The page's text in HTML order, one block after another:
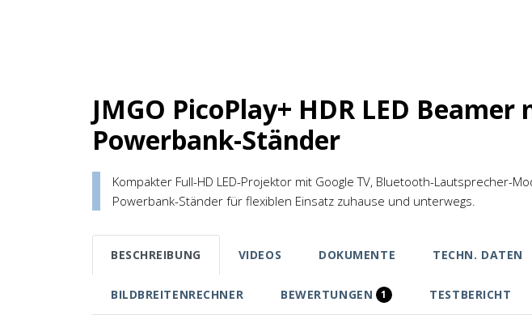
JMGO PicoPlay+ HDR LED Beamer
Powerbank-Ständer
Kompakter Full-HD LED-Projektor mit Google TV, Bluetooth-Lautsprecher-
Powerbank-Ständer für flexiblen Einsatz zuhause und unterwegs.
BESCHREIBUNG VIDEOS DOKUMENTE TECHN. DATEN
BILDBREITENRECHNER BEWERTUNGEN 1 TESTBERICHT